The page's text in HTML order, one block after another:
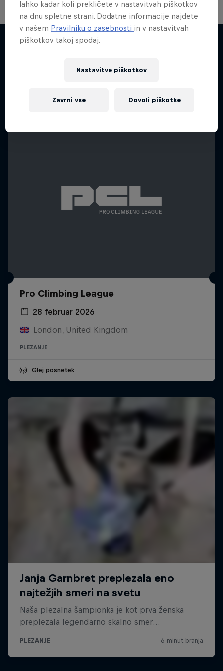
Več podobnega
The Last Ascent
na Kilimandžaro
Beneath the Ice
Pro Climbing League
28 februar 2026
London, United Kingdom
PLEZANJE
Glej posnetek
lahko kadar koli prekličete v nastavitvah piškotkov
na dnu spletne strani. Dodatne informacije najdete
v našem Pravilniku o zasebnosti in v nastavitvah
piškotkov takoj spodaj.
Nastavitve piškotkov
Zavrni vse Dovoli piškotke